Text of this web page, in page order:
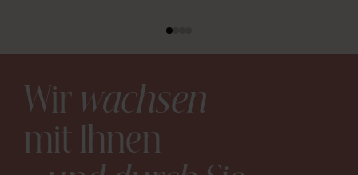
Wirwachsen
mit Ihnen